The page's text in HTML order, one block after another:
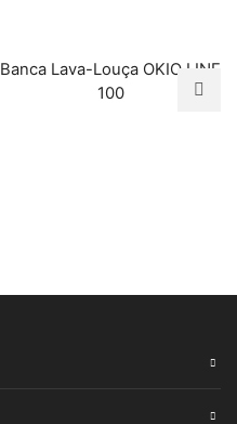
Banca Lava-Louça OKIO LINE
100